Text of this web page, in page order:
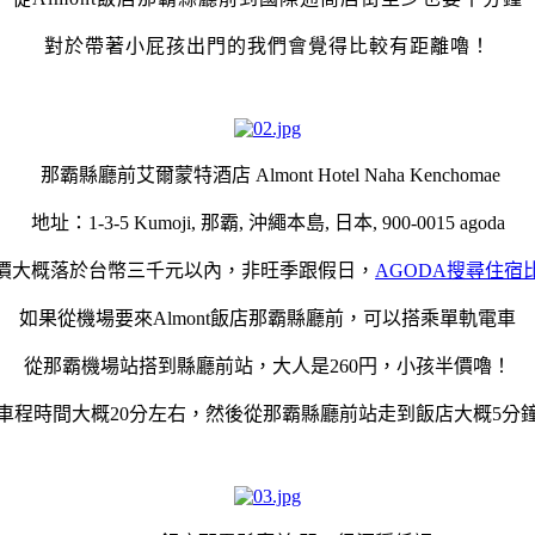
對於帶著小屁孩出門的我們會覺得比較有距離嚕！
那霸縣廳前艾爾蒙特酒店 Almont Hotel Naha Kenchomae
地址：1-3-5 Kumoji, 那霸, 沖繩本島, 日本, 900-0015 agoda
大概落於台幣三千元以內，非旺季跟假日， AGODA搜尋住宿
如果從機場要來Almont飯店那霸縣廳前，可以搭乘單軌電車
從那霸機場站搭到縣廳前站，大人是260円，小孩半價嚕！
程時間大概20分左右，然後從那霸縣廳前站走到飯店大概5分